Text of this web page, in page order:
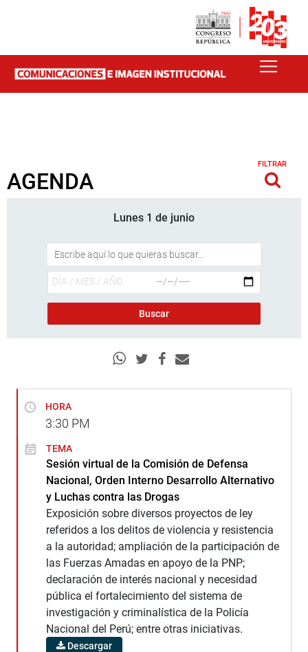
AGENDA
FILTRAR
Lunes 1 de junio
HORA
3:30 PM
TEMA
Sesión virtual de la Comisión de Defensa
Nacional, Orden Interno Desarrollo Alternativo
y Luchas contra las Drogas
Exposición sobre diversos proyectos de ley
referidos a los delitos de violencia y resistencia
a la autoridad; ampliación de la participación de
las Fuerzas Amadas en apoyo de la PNP;
declaración de interés nacional y necesidad
pública el fortalecimiento del sistema de
investigación y criminalística de la Policía
Nacional del Perú; entre otras iniciativas.
Descargar